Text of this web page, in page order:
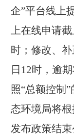
企”平台线上
上在线申请
时；修改、
日12时，逾
照“总额控制
态环境局将
发布政策结束